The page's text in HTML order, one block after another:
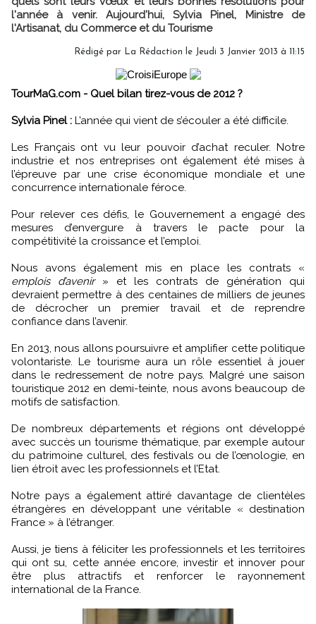
l'année à venir. Aujourd'hui, Sylvia Pinel, Ministre de
l'Artisanat, du Commerce et du Tourisme
Rédigé par La Rédaction le Jeudi 3 Janvier 2013 à 11:15
TourMaG.com - Quel bilan tirez-vous de 2012 ?
Sylvia Pinel : L’année qui vient de s’écouler a été difficile.
Les Français ont vu leur pouvoir d’achat reculer. Notre
industrie et nos entreprises ont également été mises à
l’épreuve par une crise économique mondiale et une
concurrence internationale féroce.
Pour relever ces défis, le Gouvernement a engagé des
mesures d’envergure à travers le pacte pour la
compétitivité la croissance et l’emploi.
Nous avons également mis en place les contrats «
emplois d’avenir» et les contrats de génération qui
devraient permettre à des centaines de milliers de jeunes
de décrocher un premier travail et de reprendre
confiance dans l’avenir.
En 2013, nous allons poursuivre et amplifier cette politique
volontariste. Le tourisme aura un rôle essentiel à jouer
dans le redressement de notre pays. Malgré une saison
touristique 2012 en demi-teinte, nous avons beaucoup de
motifs de satisfaction.
De nombreux départements et régions ont développé
avec succès un tourisme thématique, par exemple autour
du patrimoine culturel, des festivals ou de l’œnologie, en
lien étroit avec les professionnels et l’Etat.
Notre pays a également attiré davantage de clientèles
étrangères en développant une véritable « destination
France » à l’étranger.
Aussi, je tiens à féliciter les professionnels et les territoires
qui ont su, cette année encore, investir et innover pour
être plus attractifs et renforcer le rayonnement
international de la France.